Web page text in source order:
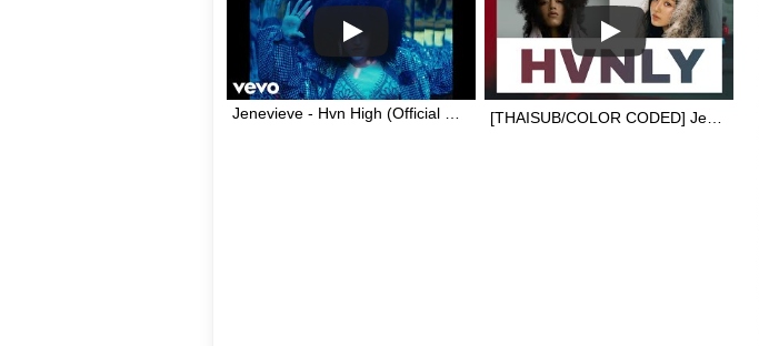
Jenevieve - Hvn High (Official Music Video) [THAISUB/COLOR CODED] Jenevieve (feat. JIHYO of TWICE) - Hvnly (แปลไทย)